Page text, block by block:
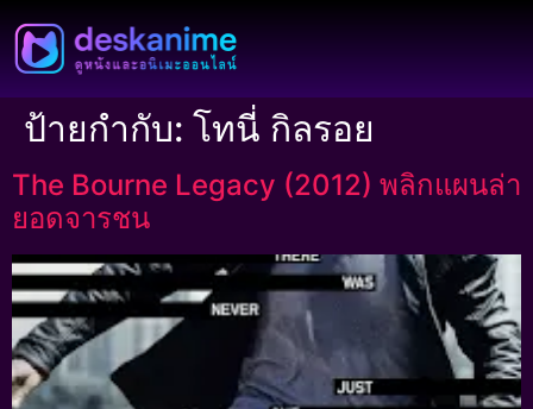
ป้ายกำกับ: โทนี่ กิลรอย
The Bourne Legacy (2012) พลิกแผนล่า
ยอดจารชน